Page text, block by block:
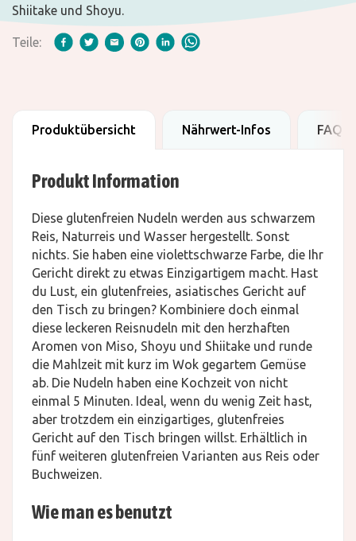
Shiitake und Shoyu.
Teile:
Produktübersicht Nährwert-Infos FAQ
Produkt Information
Diese glutenfreien Nudeln werden aus schwarzem
Reis, Naturreis und Wasser hergestellt. Sonst
nichts. Sie haben eine violettschwarze Farbe, die Ihr
Gericht direkt zu etwas Einzigartigem macht. Hast
du Lust, ein glutenfreies, asiatisches Gericht auf
den Tisch zu bringen? Kombiniere doch einmal
diese leckeren Reisnudeln mit den herzhaften
Aromen von Miso, Shoyu und Shiitake und runde
die Mahlzeit mit kurz im Wok gegartem Gemüse
ab. Die Nudeln haben eine Kochzeit von nicht
einmal 5 Minuten. Ideal, wenn du wenig Zeit hast,
aber trotzdem ein einzigartiges, glutenfreies
Gericht auf den Tisch bringen willst. Erhältlich in
fünf weiteren glutenfreien Varianten aus Reis oder
Buchweizen.
Wie man es benutzt